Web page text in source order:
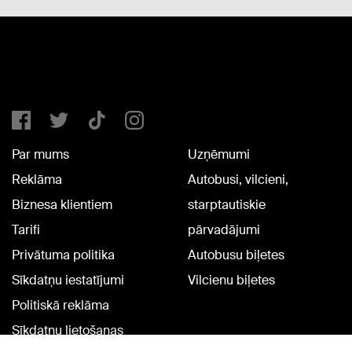
Par mums
Reklāma
Biznesa klientiem
Tarifi
Privātuma politika
Sīkdatņu iestatījumi
Politiskā reklāma
Sīkdatņu lietošanas
Uzņēmumi
Autobusi, vilcieni,
starptautiskie
pārvadājumi
Autobusu biļetes
Vilcienu biļetes